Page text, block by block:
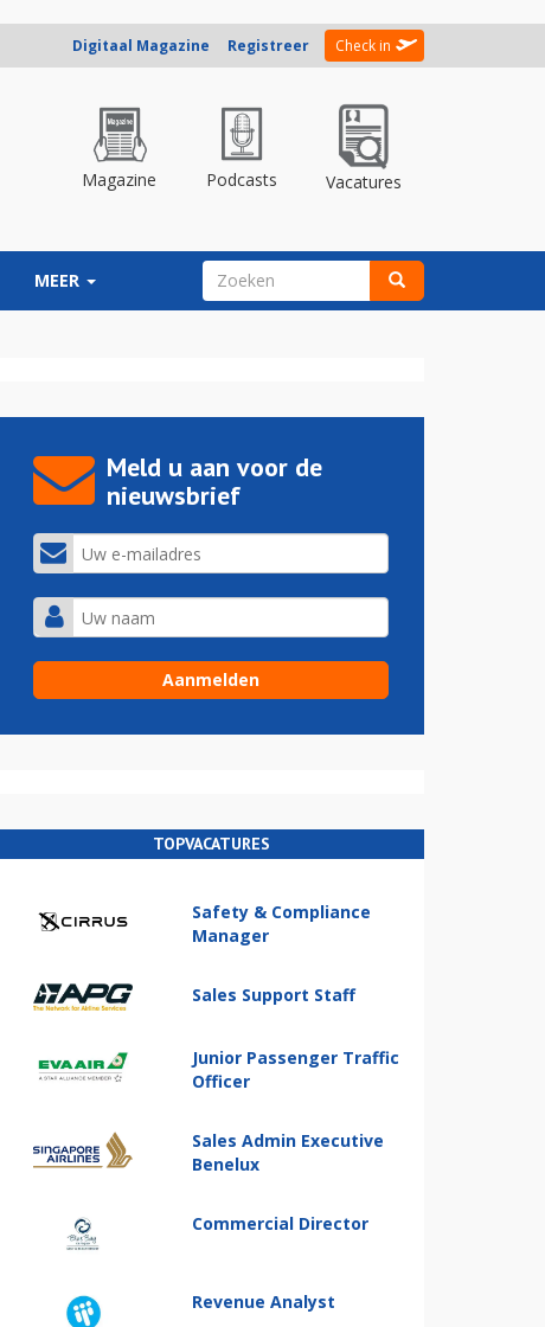
Digitaal Magazine Registreer Check in
Magazine Podcasts Vacatures
MEER ZOEKVELD
Meld u aan voor de
nieuwsbrief
TOPVACATURES
Safety & Compliance
Manager
Sales Support Staff
Junior Passenger Traffic
Officer
Sales Admin Executive
Benelux
Commercial Director
Revenue Analyst